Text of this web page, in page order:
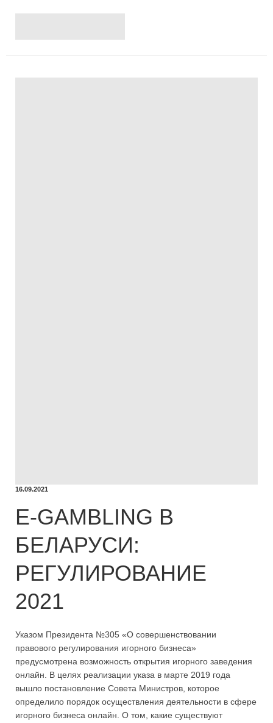
16.09.2021
E-GAMBLING В
БЕЛАРУСИ:
РЕГУЛИРОВАНИЕ
2021
Указом Президента №305 «О совершенствовании
правового регулирования игорного бизнеса»
предусмотрена возможность открытия игорного заведения
онлайн. В целях реализации указа в марте 2019 года
вышло постановление Совета Министров, которое
определило порядок осуществления деятельности в сфере
игорного бизнеса онлайн. О том, какие существуют